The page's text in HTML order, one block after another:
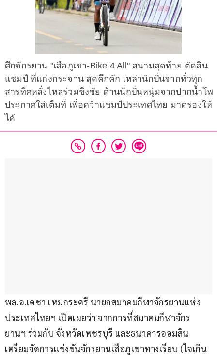
ศึกจักรยาน "เสือภูเขา-Bike 4 All" สนามสุดท้าย ตัดสิน
แชมป์ ที่แก่งกระจาน สุดคึกคัก เหล่านักปั่นจากทั่วทุก
สารทิศหลั่งไหลร่วมชิงชัย ด้านนักปั่นหนุ่มจากปากน้ำโพ
ประกาศใส่เต็มที่ เพื่อคว้าแชมป์ประเทศไทย มาครองให้
ได้
พล.อ.เดชา เหมกระศรี นายกสมาคมกีฬาจักรยานแห่ง
ประเทศไทยฯ เปิดเผยว่า จากการที่สมาคมกีฬาจักร
ยานฯ ร่วมกับ จังหวัดเพชรบุรี และธนาคารออมสิน
เตรียมจัดการแข่งขันจักรยานเสือภูเขาทางเรียบ (ใจเกิน